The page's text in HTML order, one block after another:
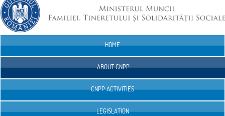
HOME
ABOUT CNPP
CNPP ACTIVITIES
LEGISLATION